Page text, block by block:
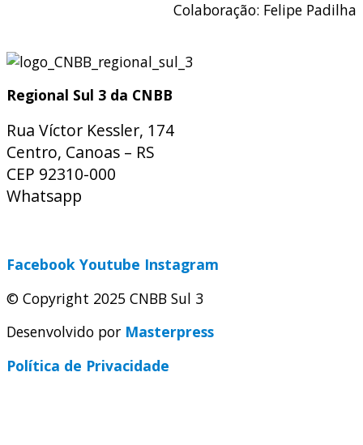
Colaboração: Felipe Padilha
Regional Sul 3 da CNBB
Rua Víctor Kessler, 174
Centro, Canoas – RS
CEP 92310-000
Whatsapp
Facebook Youtube Instagram
© Copyright 2025 CNBB Sul 3
Desenvolvido por Masterpress
Política de Privacidade